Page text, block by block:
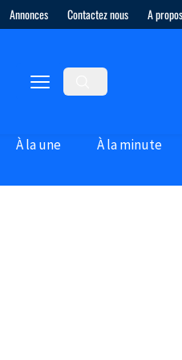
Annonces Contactez nous A
À la une À la minute